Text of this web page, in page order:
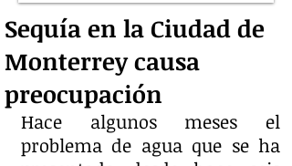
Sequía en la Ciudad de
Monterrey causa
preocupación
Hace algunos meses el
problema de agua que se ha